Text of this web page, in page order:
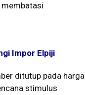
membatasi
Impor Elpiji
ditutup pada harga
stimulus